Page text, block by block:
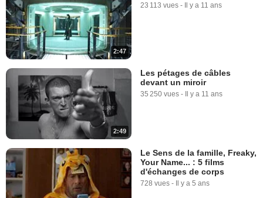
2:47
23 113 vues - Il y a 11 ans
2:49
Les pétages de câbles
devant un miroir
35 250 vues - Il y a 11 ans
Le Sens de la famille, Freaky,
Your Name... : 5 films
d'échanges de corps
728 vues - Il y a 5 ans